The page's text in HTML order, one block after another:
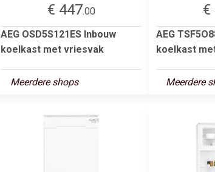
€ 447.00
AEG OSD5S121ES Inbouw
koelkast met vriesvak
Meerdere shops
€
AEG
koelkast
Meerdere